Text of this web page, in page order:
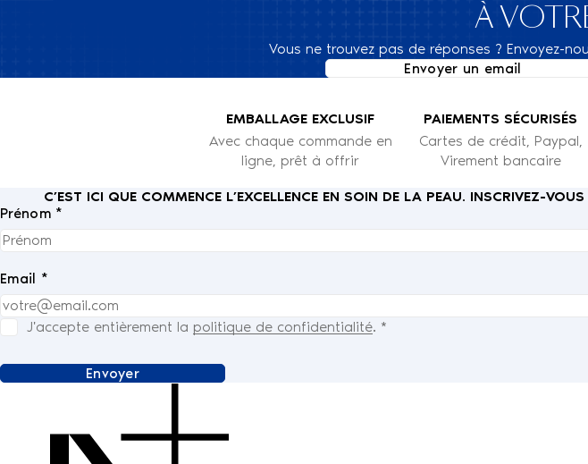
À
Vous ne trouvez pas de réponses ? Envoyez-
Envoyer un email
EMBALLAGE EXCLUSIF
Avec chaque commande en
ligne, prêt à offrir
PAIEMENTS SÉCURISÉS
Cartes de crédit, Paypal,
Virement bancaire
C’EST ICI QUE COMMENCE L’EXCELLENCE EN SOIN DE LA PEAU. INSCRIVEZ-
Prénom *
Email *
J'accepte entièrement la politique de confidentialité. *
Envoyer